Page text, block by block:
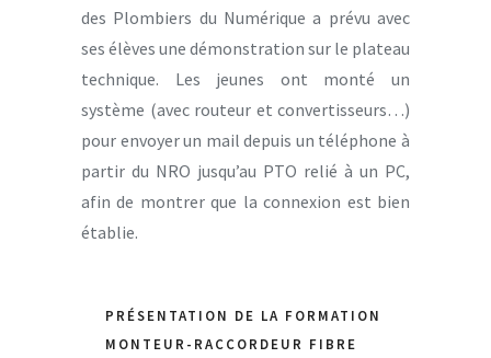
des Plombiers du Numérique a prévu avec
ses élèves une démonstration sur le plateau
technique. Les jeunes ont monté un
système (avec routeur et convertisseurs…)
pour envoyer un mail depuis un téléphone à
partir du NRO jusqu’au PTO relié à un PC,
afin de montrer que la connexion est bien
établie.
PRÉSENTATION DE LA FORMATION
MONTEUR-RACCORDEUR FIBRE